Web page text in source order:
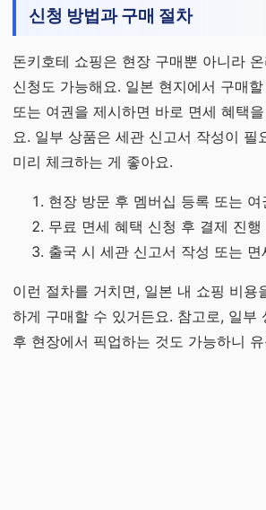
신청 방법과 구매 절차
돈키호테 쇼핑은 현장 구매뿐 아니라
신청도 가능해요. 일본 현지에서 구매
또는 여권을 제시하면 바로 면세 혜택
요. 일부 상품은 세관 신고서 작성이 필
미리 체크하는 게 좋아요.
현장 방문 후 멤버십 등록 또는 여
무료 면세 혜택 신청 후 결제 진행
출국 시 세관 신고서 작성 또는 면
이런 절차를 거치면, 일본 내 쇼핑 비용
하게 구매할 수 있거든요. 참고로, 일부
후 현장에서 픽업하는 것도 가능하니